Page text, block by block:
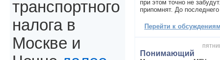
при этом точно не
припомнят. До
Перейти к
Понимающий
транспортного
налога в
Москве и